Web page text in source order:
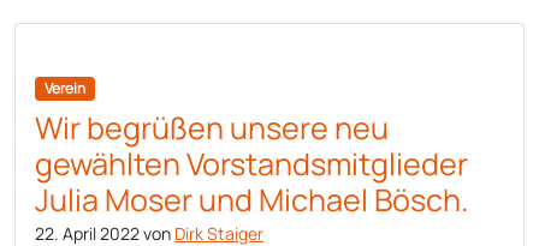
Verein
Wir begrüßen unsere neu
gewählten Vorstandsmitglieder
Julia Moser und Michael Bösch.
22. April 2022von Dirk Staiger